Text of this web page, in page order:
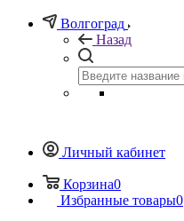
Волгоград
Назад
Личный кабинет
Корзина0
Избранные товары0